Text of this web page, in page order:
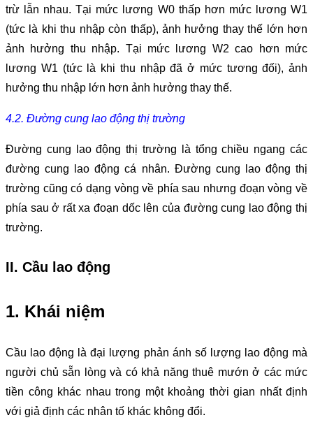
trừ lẫn nhau. Tại mức lương W0 thấp hơn mức lương W1
(tức là khi thu nhập còn thấp), ảnh hưởng thay thế lớn hơn
ảnh hưởng thu nhập. Tại mức lương W2 cao hơn mức
lương W1 (tức là khi thu nhập đã ở mức tương đối), ảnh
hưởng thu nhập lớn hơn ảnh hưởng thay thế.
4.2. Đường cung lao động thị trường
Đường cung lao động thị trường là tổng chiều ngang các
đường cung lao động cá nhân. Đường cung lao động thị
trường cũng có dạng vòng về phía sau nhưng đoạn vòng về
phía sau ở rất xa đoạn dốc lên của đường cung lao động thị
trường.
II. Cầu lao động
1. Khái niệm
Cầu lao động là đại lượng phản ánh số lượng lao động mà
người chủ sẵn lòng và có khả năng thuê mướn ở các mức
tiền công khác nhau trong một khoảng thời gian nhất định
với giả định các nhân tố khác không đổi.